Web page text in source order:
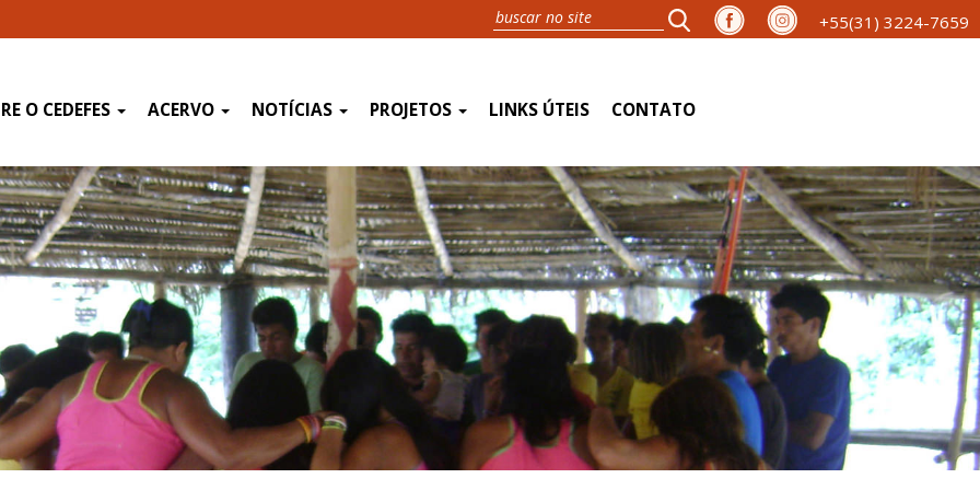
+55(31) 3224-7659
O CEDEFES ACERVO NOTÍCIAS PROJETOS LINKS ÚTEIS CONTATO